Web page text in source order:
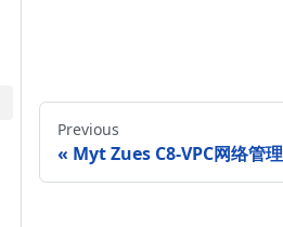
Previous
Myt Zues C8-VPC网络管理